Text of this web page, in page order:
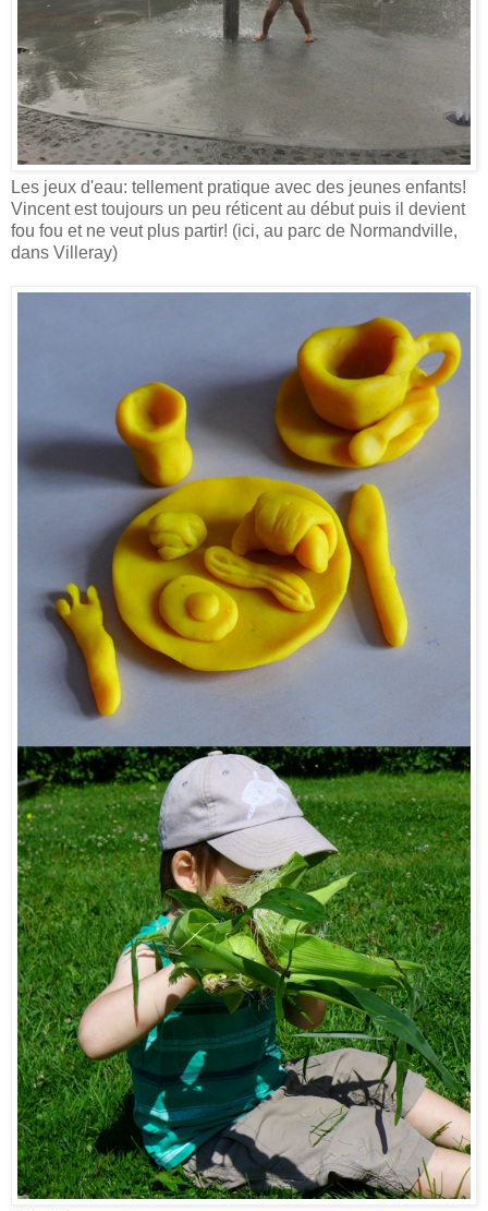
Les jeux d'eau: tellement pratique avec des jeunes enfants!
Vincent est toujours un peu réticent au début puis il devient
fou fou et ne veut plus partir! (ici, au parc de Normandville,
dans Villeray)